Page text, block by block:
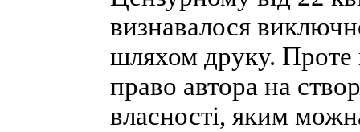
визнавалося
шляхом друку. Проте
право автора на
власності, яким